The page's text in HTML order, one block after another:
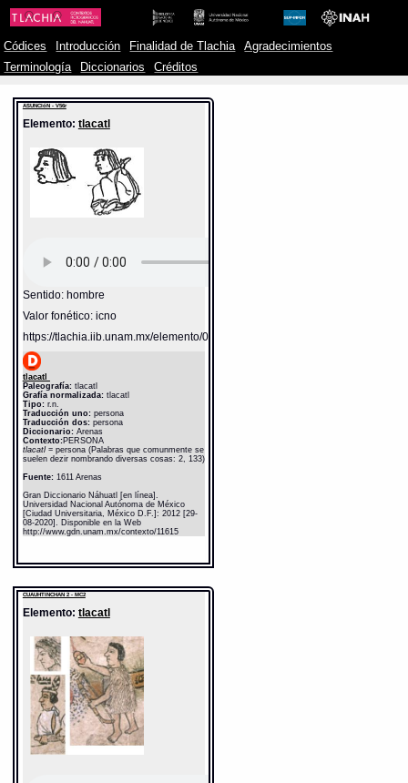
Códices Introducción Finalidad de Tlachia
Agradecimientos
Terminología
Diccionarios Créditos
ASUNCIóN - V56r
Elemento: tlacatl
Sentido: hombre
Valor fonético: icno
https://tlachia.iib.unam.mx/elemento/01.01.01
tlacatl
Paleografía:tlacatl
Grafía normalizada:tlacatl
Tipo:r.n.
Traducción uno:persona
Traducción dos:persona
Diccionario: Arenas
Contexto:PERSONA
tlacatl = persona (Palabras que comunmente se
suelen dezir nombrando diversas cosas: 2, 133)
Fuente:1611 Arenas
Gran Diccionario Náhuatl [en línea].
Universidad Nacional Autónoma de México
[Ciudad Universitaria, México D.F.]: 2012 [29-
08-2020]. Disponible en la Web
http://www.gdn.unam.mx/contexto/11615
CUAUHTINCHAN 2 - MC2
Elemento: tlacatl